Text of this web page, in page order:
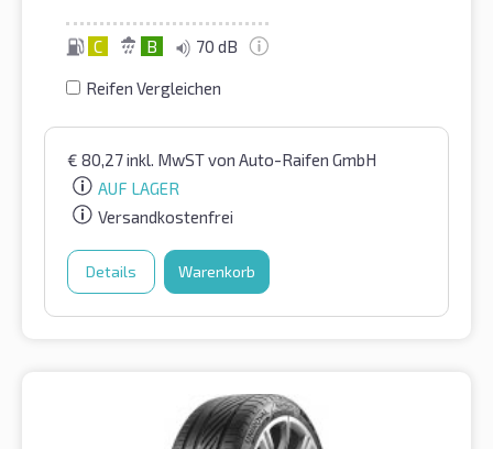
C B 70 dB
Reifen Vergleichen
€ 80,27inkl. MwSTvon Auto-Raifen GmbH
AUF LAGER
Versandkostenfrei
Details Warenkorb